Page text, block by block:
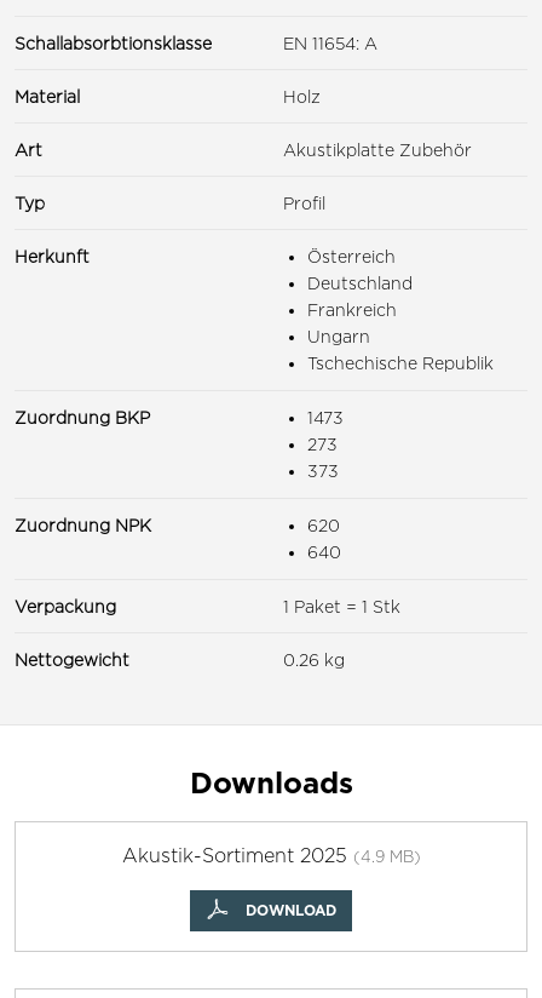
Schallabsorbtionsklasse EN 11654: A
Material Holz
Art Akustikplatte Zubehör
Typ Profil
Herkunft
Österreich
Deutschland
Frankreich
Ungarn
Tschechische Republik
Zuordnung BKP
1473
273
373
Zuordnung NPK
620
640
Verpackung 1 Paket = 1 Stk
Nettogewicht 0.26 kg
Downloads
Akustik-Sortiment 2025 (4.9 MB)
DOWNLOAD